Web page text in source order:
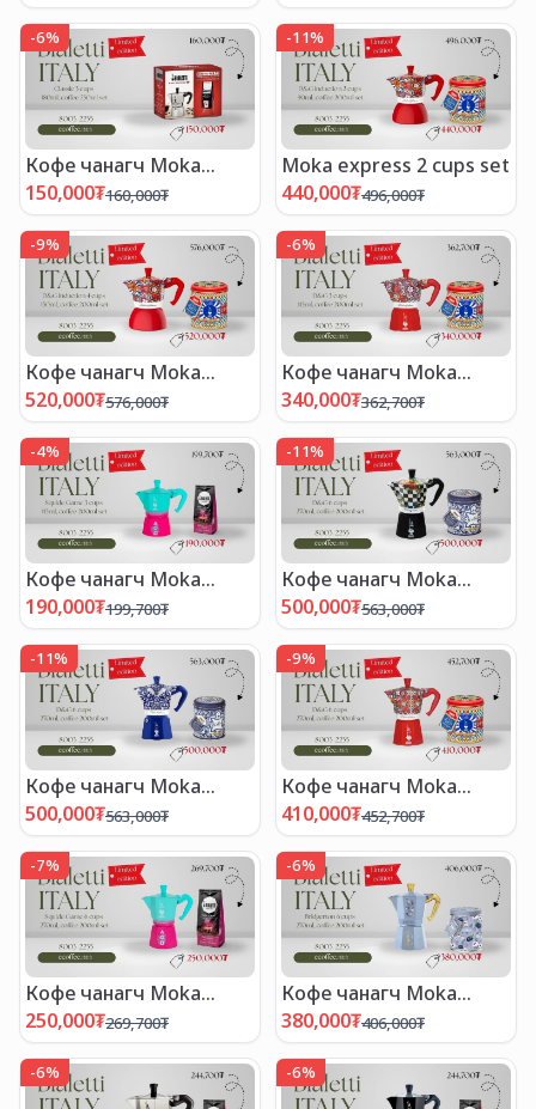
-6%
Кофе чанагч Moka
express set
150,000₮160,000₮
-11%
Moka express 2 cups set
440,000₮496,000₮
-9%
Кофе чанагч Moka
express set
520,000₮576,000₮
-6%
Кофе чанагч Moka
express set
340,000₮362,700₮
-4%
Кофе чанагч Moka
express set
190,000₮199,700₮
-11%
Кофе чанагч Moka
express set
500,000₮563,000₮
-11%
Кофе чанагч Moka
express set
500,000₮563,000₮
-9%
Кофе чанагч Moka
express set
410,000₮452,700₮
-7%
Кофе чанагч Moka
express set
250,000₮269,700₮
-6%
Кофе чанагч Moka
express set
380,000₮406,000₮
-6% -6%